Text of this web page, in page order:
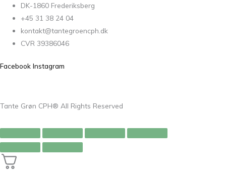
DK-1860 Frederiksberg
+45 31 38 24 04
kontakt@tantegroencph.dk
CVR 39386046
Facebook Instagram
Tante Grøn CPH® All Rights Reserved